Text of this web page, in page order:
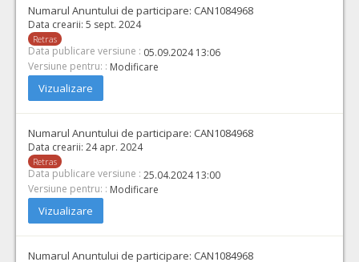
Numarul Anuntului de participare: CAN1084968
Data crearii: 5 sept. 2024
Retras
Data publicare versiune : 05.09.2024 13:06
Versiune pentru: : Modificare
Vizualizare
Numarul Anuntului de participare: CAN1084968
Data crearii: 24 apr. 2024
Retras
Data publicare versiune : 25.04.2024 13:00
Versiune pentru: : Modificare
Vizualizare
Numarul Anuntului de participare: CAN1084968